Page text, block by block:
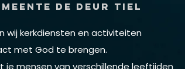
De Deur Tiel
wij kerkdiensten en activiteiten
met God te brengen.
je mensen van verschillende leeftijden